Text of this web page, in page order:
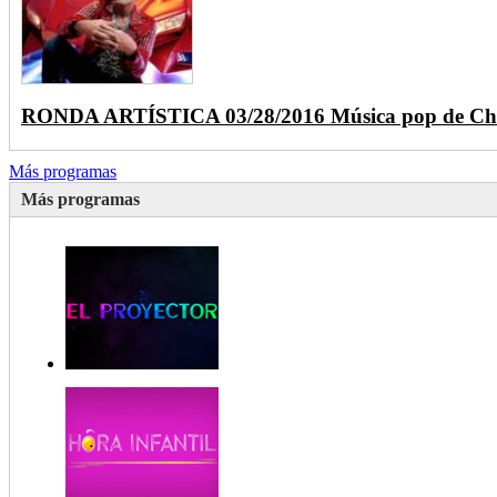
RONDA ARTÍSTICA 03/28/2016 Música pop de
Más programas
Más programas